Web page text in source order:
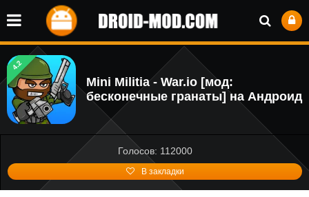
4.2
Mini Militia - War.io [мод:
бесконечные гранаты] на Андроид
Голосов: 112000
В закладки